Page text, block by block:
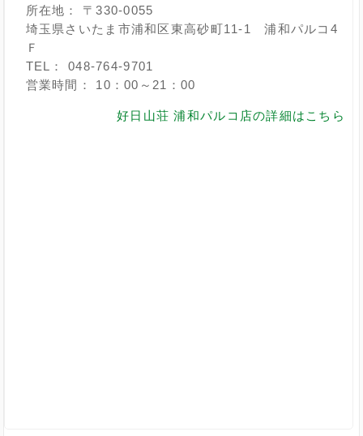
所在地： 〒330-0055
埼玉県さいたま市浦和区東高砂町11-1 浦和パルコ4
Ｆ
TEL： 048-764-9701
営業時間： 10：00～21：00
好日山荘 浦和パルコ店の詳細はこちら